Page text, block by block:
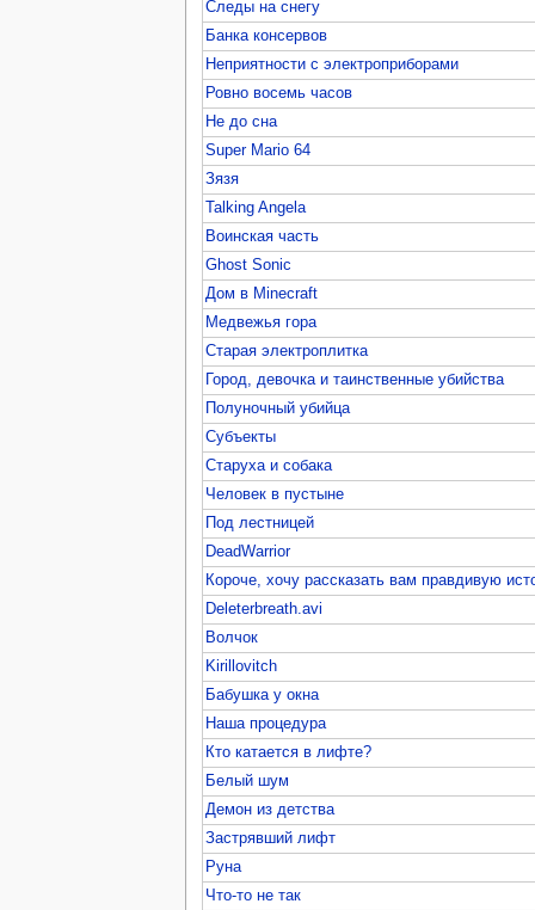
Следы на снегу
Банка консервов
Неприятности с электроприборами
Ровно восемь часов
Не до сна
Super Mario 64
Зязя
Talking Angela
Воинская часть
Ghost Sonic
Дом в Minecraft
Медвежья гора
Старая электроплитка
Город, девочка и таинственные убийства
Полуночный убийца
Субъекты
Старуха и собака
Человек в пустыне
Под лестницей
DeadWarrior
Короче, хочу рассказать вам правдивую
Deleterbreath.avi
Волчок
Kirillovitch
Бабушка у окна
Наша процедура
Кто катается в лифте?
Белый шум
Демон из детства
Застрявший лифт
Руна
Что-то не так